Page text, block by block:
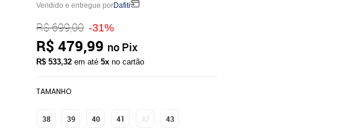
Vendido e entregue porDafiti
R$ 699,00 -31%
R$ 479,99 no Pix
R$ 533,32 em até 5x no cartão
TAMANHO
38 39 40 41 43